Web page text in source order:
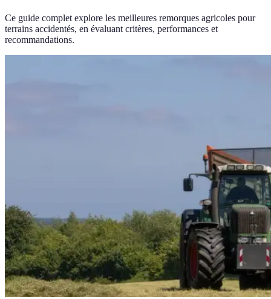
Ce guide complet explore les meilleures remorques agricoles pour
terrains accidentés, en évaluant critères, performances et
recommandations.